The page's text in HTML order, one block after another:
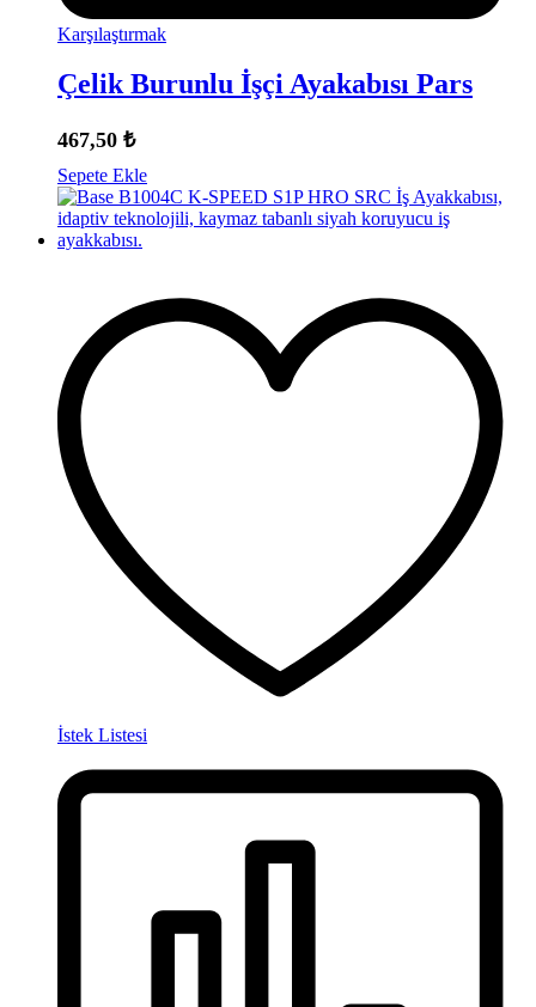
Karşılaştırmak
Çelik Burunlu İşçi Ayakabısı Pars
467,50 ₺
Sepete Ekle
İstek Listesi